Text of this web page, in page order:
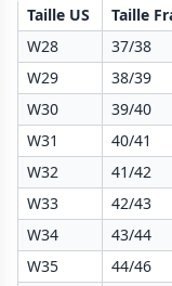
Taille US Taille
W28
37/38
W29
38/39
W30
39/40
W31
40/41
W32
41/42
W33
42/43
W34
43/44
W35
44/46